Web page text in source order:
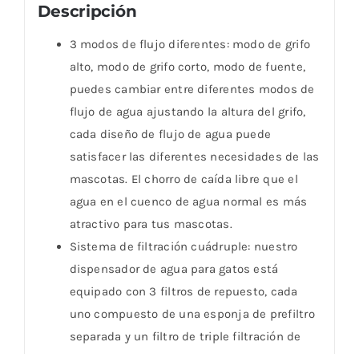
Descripción
3 modos de flujo diferentes: modo de grifo
alto, modo de grifo corto, modo de fuente,
puedes cambiar entre diferentes modos de
flujo de agua ajustando la altura del grifo,
cada diseño de flujo de agua puede
satisfacer las diferentes necesidades de las
mascotas. El chorro de caída libre que el
agua en el cuenco de agua normal es más
atractivo para tus mascotas.
Sistema de filtración cuádruple: nuestro
dispensador de agua para gatos está
equipado con 3 filtros de repuesto, cada
uno compuesto de una esponja de prefiltro
separada y un filtro de triple filtración de